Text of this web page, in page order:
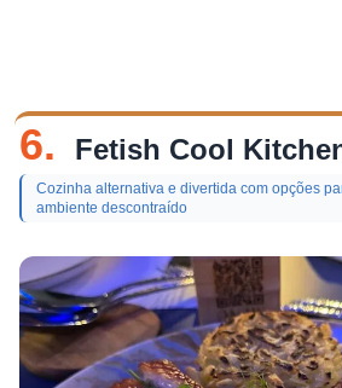
6. Fetish Cool
Cozinha alternativa e divertida com opções
ambiente descontraído